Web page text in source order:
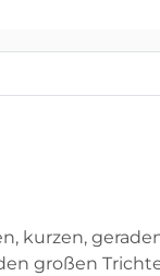
kurzen,
großen